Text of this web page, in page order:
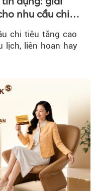
nhu cầu chi
chi tiêu tăng cao
lịch, liên hoan hay